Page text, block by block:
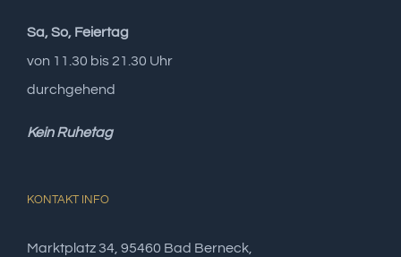
Sa, So, Feiertag
von 11.30 bis 21.30 Uhr
durchgehend
Kein Ruhetag
KONTAKT INFO
Marktplatz 34, 95460 Bad Berneck,